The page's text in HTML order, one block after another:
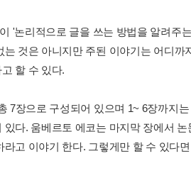
'논리적으로 글을 쓰는 방법을 알려주
는 것은 아니지만 주된 이야기는 어디
할 수 있다.
7장으로 구성되어 있으며 1~ 6장까지
있다. 움베르토 에코는 마지막 장에서
라고 이야기 한다. 그렇게만 할 수 있다